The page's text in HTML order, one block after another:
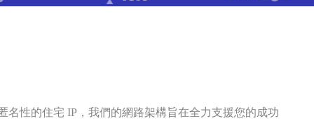
性的住宅 IP，我們的網路架構旨在全力支援您的成功